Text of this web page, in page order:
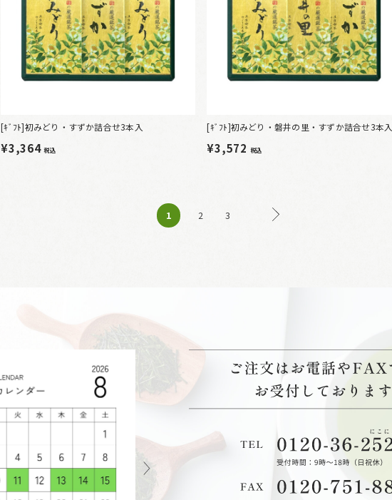
[ｷﾞﾌﾄ]初みどり・すずか詰合せ3本入
¥3,364税込
[ｷﾞﾌﾄ]初みどり・磐井の里・すずか詰合せ3本入
¥3,572 税込
1 2 3